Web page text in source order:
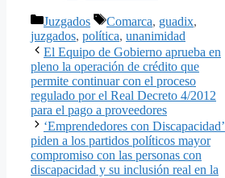
Categorías
Juzgados Etiquetas
Comarca, guadix,
juzgados, política, unanimidad
El Equipo de Gobierno aprueba en
pleno la operación de crédito que
permite continuar con el proceso
regulado por el Real Decreto 4/2012
para el pago a proveedores
‘Emprendedores con Discapacidad’
piden a los partidos políticos mayor
compromiso con las personas con
discapacidad y su inclusión real en la